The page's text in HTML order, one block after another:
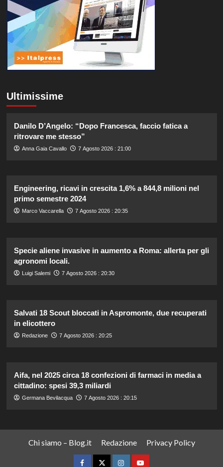
Ultimissime
Danilo D’Angelo: “Dopo Francesca, faccio fatica a
ritrovare me stesso”
Anna Gaia Cavallo 7 Agosto 2026 : 21:00
Engineering, ricavi in crescita 1,6% a 844,8 milioni nel
primo semestre 2024
Marco Vaccarella 7 Agosto 2026 : 20:35
Specie aliene invasive in aumento a Roma: allerta per gli
agronomi locali.
Luigi Salemi 7 Agosto 2026 : 20:30
Salvati 18 Scout bloccati in Aspromonte, due recuperati
in elicottero
Redazione 7 Agosto 2026 : 20:25
Aifa, nel 2025 circa 18 confezioni di farmaci in media a
cittadino: spesi 39,3 miliardi
Germana Bevilacqua 7 Agosto 2026 : 20:15
Chi siamo – Blog.it Redazione Privacy Policy